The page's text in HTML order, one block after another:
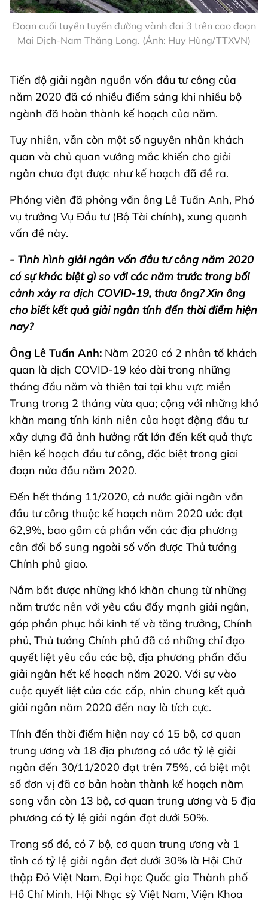
Đoạn cuối tuyến tuyến đường vành đai 3 trên cao đoạn
Mai Dịch-Nam Thăng Long. (Ảnh: Huy Hùng/TTXVN)
Tiến độ giải ngân nguồn vốn đầu tư công của
năm 2020 đã có nhiều điểm sáng khi nhiều bộ
ngành đã hoàn thành kế hoạch của năm.
Tuy nhiên, vẫn còn một số nguyên nhân khách
quan và chủ quan vướng mắc khiến cho giải
ngân chưa đạt được như kế hoạch đã đề ra.
Phóng viên đã phỏng vấn ông Lê Tuấn Anh, Phó
vụ trưởng Vụ Đầu tư (Bộ Tài chính), xung quanh
vấn đề này.
- Tình hình giải ngân vốn đầu tư công năm 2020
có sự khác biệt gì so với các năm trước trong bối
cảnh xảy ra dịch COVID-19, thưa ông? Xin ông
cho biết kết quả giải ngân tính đến thời điểm hiện
nay?
Ông Lê Tuấn Anh: Năm 2020 có 2 nhân tố khách
quan là dịch COVID-19 kéo dài trong những
tháng đầu năm và thiên tai tại khu vực miền
Trung trong 2 tháng vừa qua; cộng với những khó
khăn mang tính kinh niên của hoạt động đầu tư
xây dựng đã ảnh hưởng rất lớn đến kết quả thực
hiện kế hoạch đầu tư công, đặc biệt trong giai
đoạn nửa đầu năm 2020.
Đến hết tháng 11/2020, cả nước giải ngân vốn
đầu tư công thuộc kế hoạch năm 2020 ước đạt
62,9%, bao gồm cả phần vốn các địa phương
cân đối bổ sung ngoài số vốn được Thủ tướng
Chính phủ giao.
Nắm bắt được những khó khăn chung từ những
năm trước nên với yêu cầu đẩy mạnh giải ngân,
góp phần phục hồi kinh tế và tăng trưởng, Chính
phủ, Thủ tướng Chính phủ đã có những chỉ đạo
quyết liệt yêu cầu các bộ, địa phương phấn đấu
giải ngân hết kế hoạch năm 2020. Với sự vào
cuộc quyết liệt của các cấp, nhìn chung kết quả
giải ngân năm 2020 đến nay là tích cực.
Tính đến thời điểm hiện nay có 15 bộ, cơ quan
trung ương và 18 địa phương có ước tỷ lệ giải
ngân đến 30/11/2020 đạt trên 75%, cá biệt một
số đơn vị đã cơ bản hoàn thành kế hoạch năm
song vẫn còn 13 bộ, cơ quan trung ương và 5 địa
phương có tỷ lệ giải ngân đạt dưới 50%.
Trong số đó, có 7 bộ, cơ quan trung ương và 1
tỉnh có tỷ lệ giải ngân đạt dưới 30% là Hội Chữ
thập Đỏ Việt Nam, Đại học Quốc gia Thành phố
Hồ Chí Minh, Hội Nhạc sỹ Việt Nam, Viện Khoa